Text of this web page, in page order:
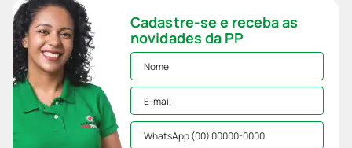
Cadastre-se e receba as
novidades da PP